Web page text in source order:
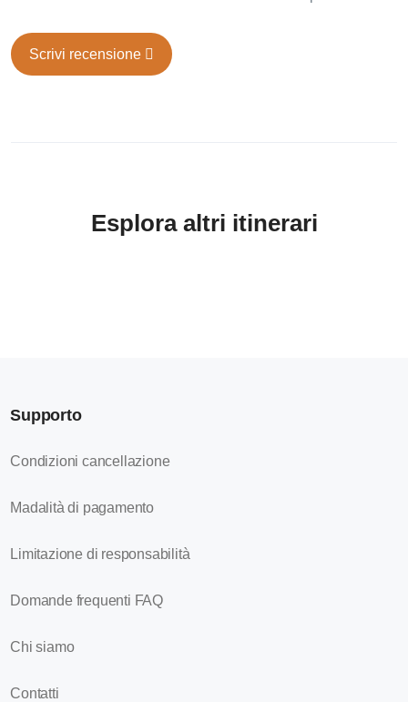
Scrivi recensione
Esplora altri itinerari
Supporto
Condizioni cancellazione
Madalità di pagamento
Limitazione di responsabilità
Domande frequenti FAQ
Chi siamo
Contatti